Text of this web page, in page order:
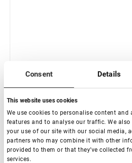
Consent Details
This website uses cookies
We use cookies to personalise content and
features and to analyse our traffic. We
your use of our site with our social media,
partners who may combine it with other
provided to them or that they’ve collected
services.
IN MAGAZZINO: meno di 100 pezzi
€ 18,00
VAT not included price:14.17 *